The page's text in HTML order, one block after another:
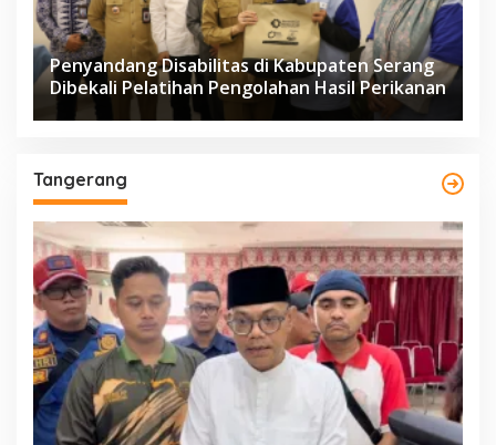
Penyandang Disabilitas di Kabupaten Serang
Dibekali Pelatihan Pengolahan Hasil Perikanan
Tangerang